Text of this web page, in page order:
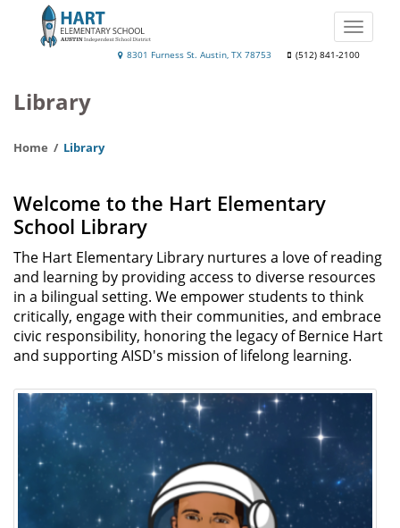
8301 Furness St. Austin, TX 78753 (512) 841-2100
Toggle
Library
Home Library
Welcome to the Hart Elementary
School Library
The Hart Elementary Library nurtures a love of reading
and learning by providing access to diverse resources
in a bilingual setting. We empower students to think
critically, engage with their communities, and embrace
civic responsibility, honoring the legacy of Bernice Hart
and supporting AISD's mission of lifelong learning.